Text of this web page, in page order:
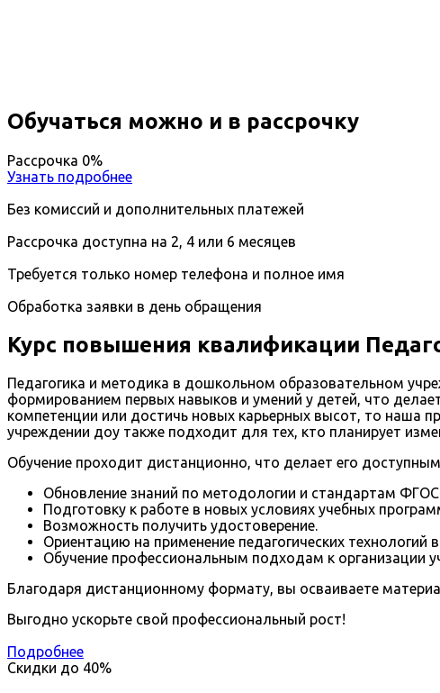
Обучаться можно и в рассрочку
Рассрочка 0%
Узнать подробнее
Без комиссий и дополнительных платежей
Рассрочка доступна на 2, 4 или 6 месяцев
Требуется только номер телефона и полное имя
Обработка заявки в день обращения
Курс повышения квалификации
Педагогика и методика в дошкольном образовательном
формированием первых навыков и умений у детей, что
компетенции или достичь новых карьерных высот, то наша
учреждении доу также подходит для тех, кто планирует
Обучение проходит дистанционно, что делает его
Обновление знаний по методологии и стандартам
Подготовку к работе в новых условиях учебных
Возможность получить удостоверение.
Ориентацию на применение педагогических технологий
Обучение профессиональным подходам к организации
Благодаря дистанционному формату, вы осваиваете
Выгодно ускорьте свой профессиональный рост!
Подробнее
Скидки до 40%